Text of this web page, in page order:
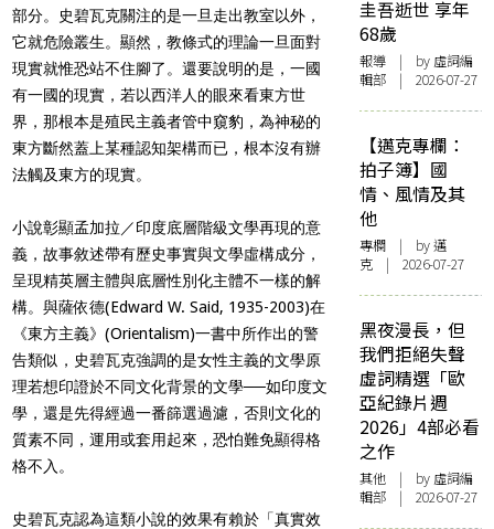
部分。史碧瓦克關注的是一旦走出教室以外，
它就危險叢生。顯然，教條式的理論一旦面對
現實就惟恐站不住腳了。還要說明的是，一國
有一國的現實，若以西洋人的眼來看東方世
界，那根本是殖民主義者管中窺豹，為神秘的
東方斷然蓋上某種認知架構而已，根本沒有辦
法觸及東方的現實。
小說彰顯孟加拉／印度底層階級文學再現的意
義，故事敘述帶有歷史事實與文學虛構成分，
呈現精英層主體與底層性別化主體不一樣的解
構。與薩依德(Edward W. Said, 1935-2003)在
《東方主義》(Orientalism)一書中所作出的警
告類似，史碧瓦克強調的是女性主義的文學原
理若想印證於不同文化背景的文學──如印度文
學，還是先得經過一番篩選過濾，否則文化的
質素不同，運用或套用起來，恐怕難免顯得格
格不入。
史碧瓦克認為這類小說的效果有賴於「真實效
圭吾逝世 享年
68歲
報導 | by 虛詞編
輯部 | 2026-07-27
【邁克專欄：
拍子簿】國
情、風情及其
他
專欄 | by邁
克 | 2026-07-27
黑夜漫長，但
我們拒絕失聲
虛詞精選「歐
亞紀錄片週
2026」4部必看
之作
其他 | by 虛詞編
輯部 | 2026-07-27